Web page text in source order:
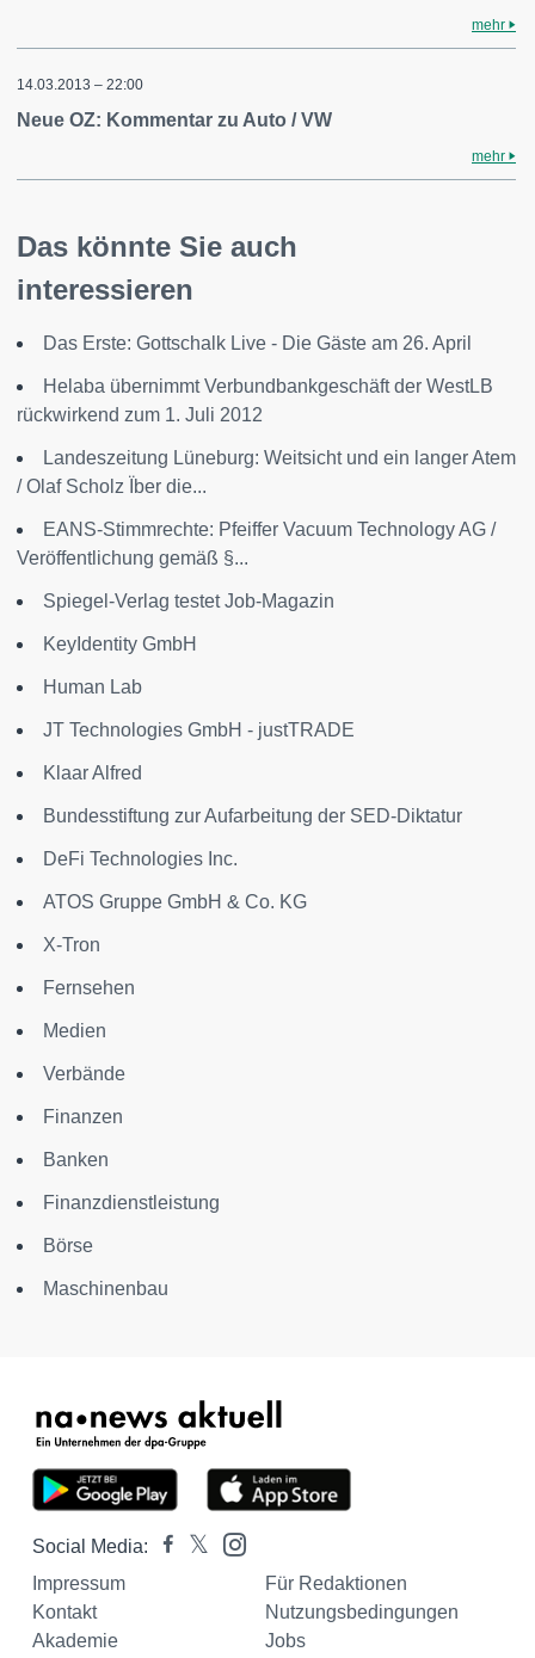
mehr
14.03.2013 – 22:00
Neue OZ: Kommentar zu Auto / VW
mehr
Das könnte Sie auch
interessieren
Das Erste: Gottschalk Live - Die Gäste am 26. April
Helaba übernimmt Verbundbankgeschäft der WestLB
rückwirkend zum 1. Juli 2012
Landeszeitung Lüneburg: Weitsicht und ein langer Atem
/ Olaf Scholz Ïber die...
EANS-Stimmrechte: Pfeiffer Vacuum Technology AG /
Veröffentlichung gemäß §...
Spiegel-Verlag testet Job-Magazin
KeyIdentity GmbH
Human Lab
JT Technologies GmbH - justTRADE
Klaar Alfred
Bundesstiftung zur Aufarbeitung der SED-Diktatur
DeFi Technologies Inc.
ATOS Gruppe GmbH & Co. KG
X-Tron
Fernsehen
Medien
Verbände
Finanzen
Banken
Finanzdienstleistung
Börse
Maschinenbau
Social Media:
Impressum
Für Redaktionen
Kontakt
Nutzungsbedingungen
Akademie
Jobs